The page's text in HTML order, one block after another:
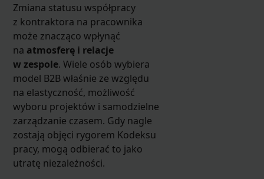
Zmiana statusu współpracy
z kontraktora na pracownika
może znacząco wpłynąć
na atmosferę i relacje
w zespole. Wiele osób wybiera
model B2B właśnie ze względu
na elastyczność, możliwość
wyboru projektów i samodzielne
zarządzanie czasem. Gdy nagle
zostają objęci rygorem Kodeksu
pracy, mogą odbierać to jako
utratę niezależności.